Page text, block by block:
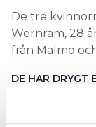
De tre
Wernram, 28
från Malmö
DE HAR DRYGT
färdiga
utsikter att få